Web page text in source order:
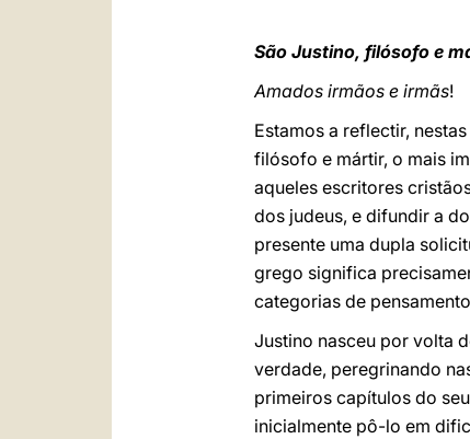
São Justino, filósofo e
Amados irmãos e irmãs!
Estamos a reflectir,
filósofo e mártir, o mais
aqueles escritores
dos judeus, e difundir a
presente uma dupla
grego significa
categorias de
Justino nasceu por volta
verdade, peregrinando
primeiros capítulos do seu
inicialmente pô-lo em